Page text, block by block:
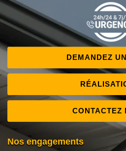
DEMANDEZ
CONTACTEZ
Nos engagements